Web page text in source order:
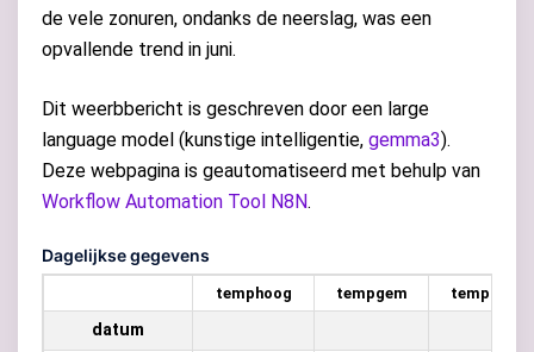
de vele zonuren, ondanks de neerslag, was een
opvallende trend in juni.
Dit weerbbericht is geschreven door een large
language model (kunstige intelligentie, gemma3).
Deze webpagina is geautomatiseerd met behulp van
Workflow Automation Tool N8N.
Dagelijkse gegevens
temphoog tempgem templaag
datum